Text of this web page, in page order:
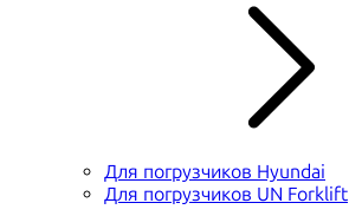
Для погрузчиков Hyundai
Для погрузчиков UN Forklift